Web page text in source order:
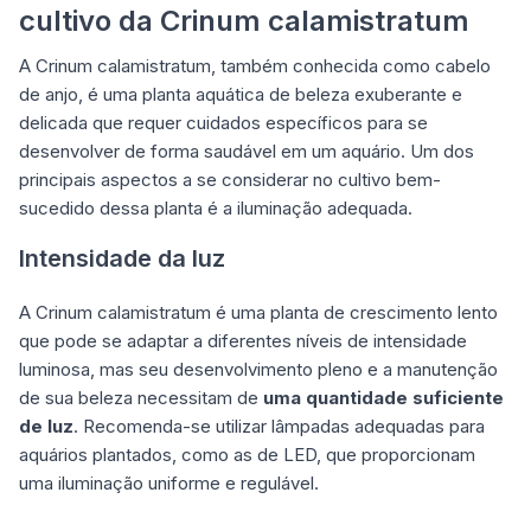
cultivo da Crinum calamistratum
A Crinum calamistratum, também conhecida como cabelo
de anjo, é uma planta aquática de beleza exuberante e
delicada que requer cuidados específicos para se
desenvolver de forma saudável em um aquário. Um dos
principais aspectos a se considerar no cultivo bem-
sucedido dessa planta é a iluminação adequada.
Intensidade da luz
A Crinum calamistratum é uma planta de crescimento lento
que pode se adaptar a diferentes níveis de intensidade
luminosa, mas seu desenvolvimento pleno e a manutenção
de sua beleza necessitam de uma quantidade suficiente
de luz. Recomenda-se utilizar lâmpadas adequadas para
aquários plantados, como as de LED, que proporcionam
uma iluminação uniforme e regulável.